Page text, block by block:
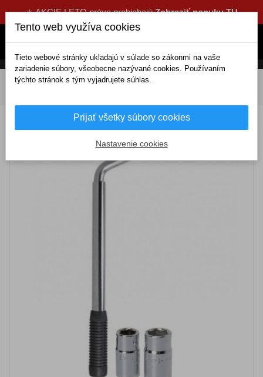
☀️ AKCIE LETO práve prebiehajúZobraziť ponuku TU
DOMOV Výbava a náradie
Kľúč na kolesá 17-19mm a 21-23mm
Tento web využíva cookies
Tieto webové stránky ukladajú v súlade so zákonmi na vaše
zariadenie súbory, všeobecne nazývané cookies. Používaním
týchto stránok s tým vyjadrujete súhlas.
Prijať všetky súbory cookies
Nastavenie cookies